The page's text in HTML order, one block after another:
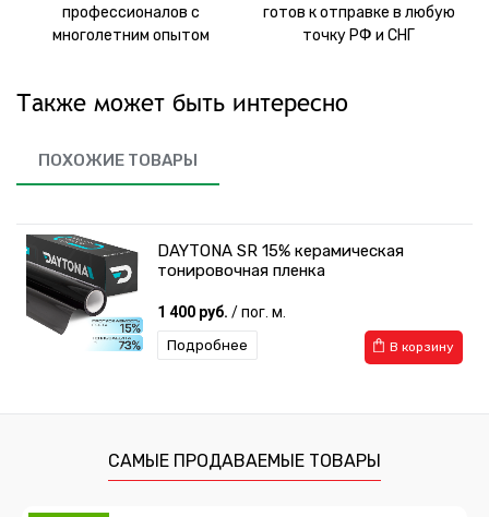
профессионалов с
многолетним опытом
готов к отправке в любую
точку РФ и СНГ
Также может быть интересно
ПОХОЖИЕ ТОВАРЫ
DAYTONA SR 15% керамическая
тонировочная пленка
1 400 руб. / пог. м.
В корзину
Подробнее
САМЫЕ ПРОДАВАЕМЫЕ ТОВАРЫ